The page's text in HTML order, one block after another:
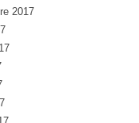
2017